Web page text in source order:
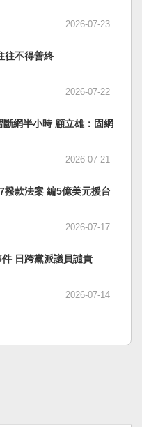
2026-07-23
往不得善終
2026-07-22
網半小時 顧立雄：固網
2026-07-21
撥款法案 編5億美元援台
2026-07-17
日跨黨派議員譴責
2026-07-14